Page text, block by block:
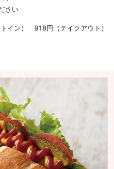
さい
イン） 918円（テイクアウト）